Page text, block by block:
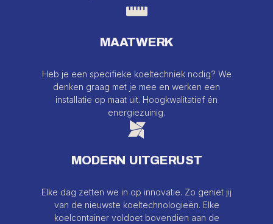
MAATWERK
Heb je een specifieke koeltechniek nodig? We
denken graag met je mee en werken een
installatie op maat uit. Hoogkwalitatief én
energiezuinig.
MODERN UITGERUST
Elke dag zetten we in op innovatie. Zo geniet jij
van de nieuwste koeltechnologieën. Elke
koelcontainer voldoet bovendien aan de